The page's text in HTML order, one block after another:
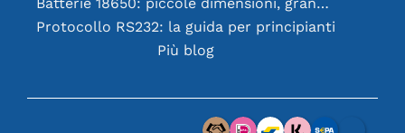
Protocollo RS232: la guida per principianti
Più blog